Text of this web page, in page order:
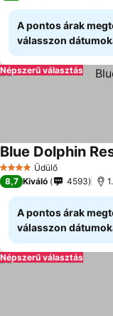
A pontos árak
válasszon
Népszerű választás
4 KategóriaÜdülő
Blue Dolphin
8,7 Kiváló 4593
A pontos árak
válasszon
Népszerű választás